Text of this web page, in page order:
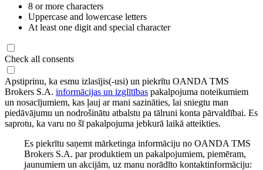
8 or more characters
Uppercase and lowercase letters
At least one digit and special character
Check all consents
Apstiprinu, ka esmu izlasījis(-usi) un piekrītu OANDA TMS
Brokers S.A. informācijas un izglītības pakalpojuma noteikumiem
un nosacījumiem, kas ļauj ar mani sazināties, lai sniegtu man
piedāvājumu un nodrošinātu atbalstu pa tālruni konta pārvaldībai. Es
saprotu, ka varu no šī pakalpojuma jebkurā laikā atteikties.
Es piekrītu saņemt mārketinga informāciju no OANDA TMS
Brokers S.A. par produktiem un pakalpojumiem, piemēram,
jaunumiem un akcijām, uz manu norādīto kontaktinformāciju: